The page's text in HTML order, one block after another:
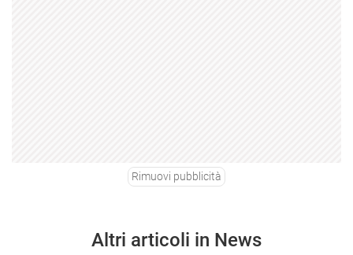
Rimuovi pubblicità
Altri articoli in News